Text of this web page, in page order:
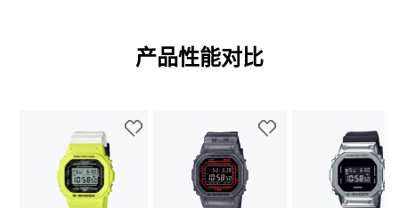
产品性能对比